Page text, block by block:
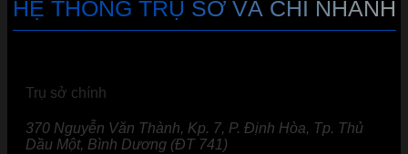
HỆ THỐNG TRỤ SỞ VÀ CHI NHÁNH
Trụ sở chính
370 Nguyễn Văn Thành, Kp. 7, P. Định Hòa, Tp. Thủ
Dầu Một, Bình Dương (ĐT 741)